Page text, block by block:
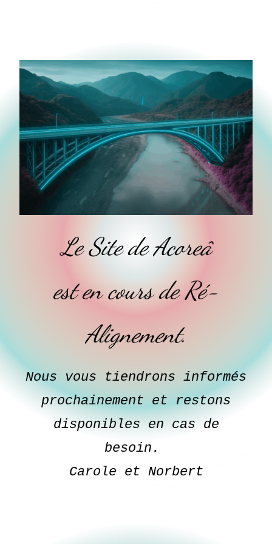
Le Site de Acoreâ
est en cours de Ré-
Alignement.
Nous vous tiendrons informés
prochainement et restons
disponibles en cas de
besoin.
Carole et Norbert